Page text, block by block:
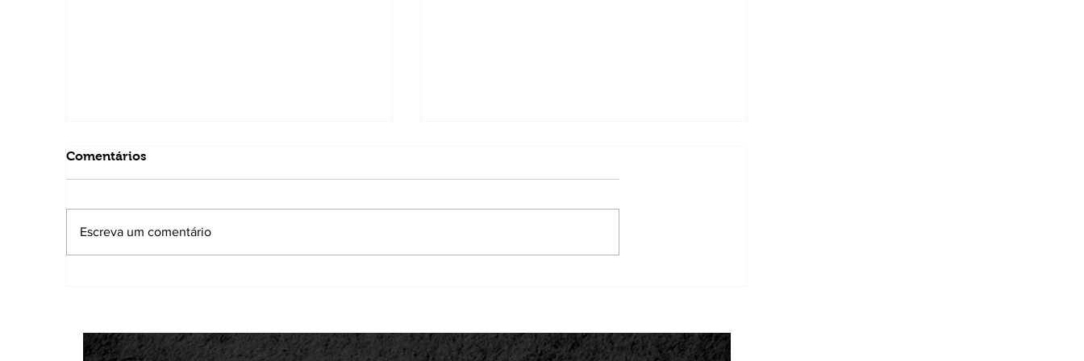
Thiago Silva é confirmado candidato a
deputado estadual e destaca trabalho
Homem é executado a tiros enquanto
levava o filho para a escola em MT
Comentários
Escreva um comentário